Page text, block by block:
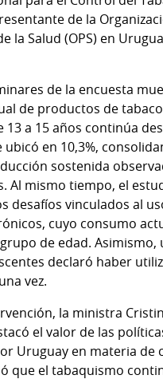
de la
la Salud (OPS) en
de la encuesta
de productos de
13 a 15 años continúa
ubicó en 10,3%,
sostenida
Al mismo tiempo, el
desafíos vinculados al
cuyo consumo
de edad. Asimismo,
declaró haber
vez.
la ministra
el valor de las
Uruguay en materia de
que el tabaquismo